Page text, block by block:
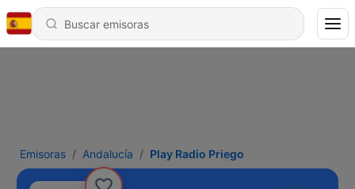
Emisoras Andalucía Play Radio Priego